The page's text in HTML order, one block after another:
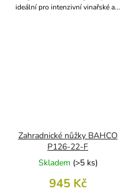
ideální pro intenzivní vinařské a...
Zahradnické nůžky BAHCO
P126-22-F
Skladem (>5 ks)
945 Kč